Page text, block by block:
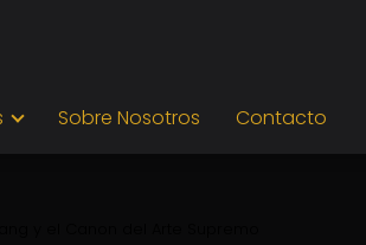
Sobre Nosotros Contacto